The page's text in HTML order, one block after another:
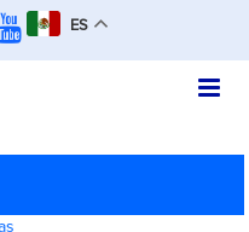
ES